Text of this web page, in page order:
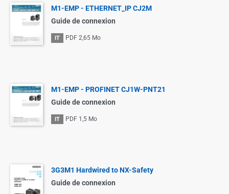
M1-EMP - ETHERNET_IP CJ2M
Guide de connexion
IT PDF 2,65 Mo
M1-EMP - PROFINET CJ1W-PNT21
Guide de connexion
IT PDF 1,5 Mo
3G3M1 Hardwired to NX-Safety
Guide de connexion